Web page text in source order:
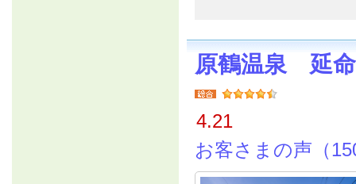
原鶴温泉 延
4.21
お客さまの声（